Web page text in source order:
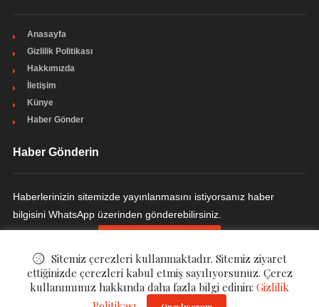
Anasayfa
Gizlilik Politikası
Hakkımızda
İletişim
Künye
Haber Gönder
Haber Gönderin
Haberlerinizin sitemizde yayınlanmasını istiyorsanız haber
bilgisini WhatsApp üzerinden gönderebilirsiniz.
. All Rights Reserved.
Sitemiz çerezleri kullanmaktadır. Sitemiz ziyaret
ettiğinizde çerezleri kabul etmiş sayılıyorsunuz. Çerez
kullanımımız hakkında daha fazla bilgi edinin: Gizlilik